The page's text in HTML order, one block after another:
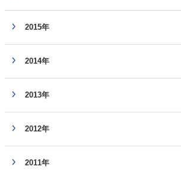
2015年
2014年
2013年
2012年
2011年